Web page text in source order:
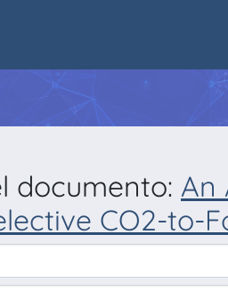
documento: An
CO2-to-